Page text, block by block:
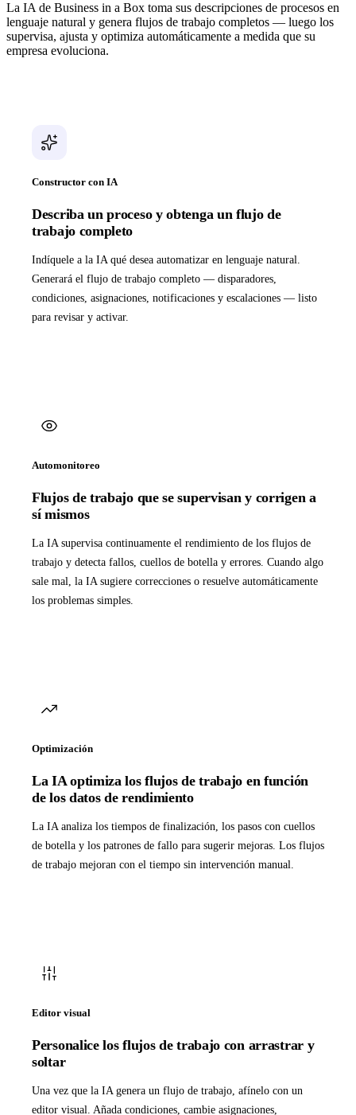
La IA de Business in a Box toma sus descripciones de procesos en
lenguaje natural y genera flujos de trabajo completos — luego los
supervisa, ajusta y optimiza automáticamente a medida que su
empresa evoluciona.
Constructor con IA
Describa un proceso y obtenga un flujo de
trabajo completo
Indíquele a la IA qué desea automatizar en lenguaje natural.
Generará el flujo de trabajo completo — disparadores,
condiciones, asignaciones, notificaciones y escalaciones — listo
para revisar y activar.
Automonitoreo
Flujos de trabajo que se supervisan y corrigen a
sí mismos
La IA supervisa continuamente el rendimiento de los flujos de
trabajo y detecta fallos, cuellos de botella y errores. Cuando algo
sale mal, la IA sugiere correcciones o resuelve automáticamente
los problemas simples.
Optimización
La IA optimiza los flujos de trabajo en función
de los datos de rendimiento
La IA analiza los tiempos de finalización, los pasos con cuellos
de botella y los patrones de fallo para sugerir mejoras. Los flujos
de trabajo mejoran con el tiempo sin intervención manual.
Editor visual
Personalice los flujos de trabajo con arrastrar y
soltar
Una vez que la IA genera un flujo de trabajo, afínelo con un
editor visual. Añada condiciones, cambie asignaciones,